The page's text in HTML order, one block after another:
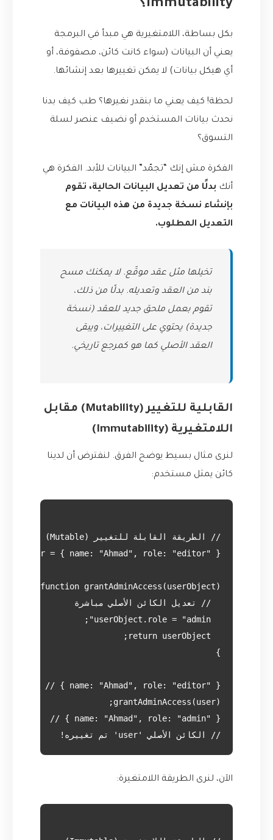
Immutability؟
بكل بساطة، اللامتغيرية هي مبدأ في البرمجة
يعني أن البيانات (سواء كانت كائن، مصفوفة، أو
أي هيكل بيانات) لا يمكن تغييرها بعد إنشائها.
لحظة! كيف يعني ما بنقدر نغيرها؟ طب كيف بدنا
نحدث بيانات المستخدم أو نضيف عنصر لسلة
التسوق؟
الفكرة مش إنك “تجمّد” البيانات للأبد. الفكرة هي
أنك بدلًا من تعديل البيانات الحالية، تقوم
بإنشاء نسخة جديدة من هذه البيانات مع
التعديل المطلوب.
تخيلها مثل عقد موقّع. لا يمكنك مسح
بند من العقد وتعديله. بدلًا من ذلك،
تقوم بعمل ملحق جديد للعقد (نسخة
جديدة) يحتوي على التغييرات، ويبقى
العقد الأصلي كما هو كمرجع تاريخي.
القابلية للتغيير (Mutability) مقابل
اللامتغيرية (Immutability)
لنرى مثال بسيط يوضح الفرق. لنفترض أن لدينا
كائن يمثل مستخدم:
// الكائن الأصلي 'user' تم تغييره!
الآن، لنرى الطريقة اللامتغيرة: